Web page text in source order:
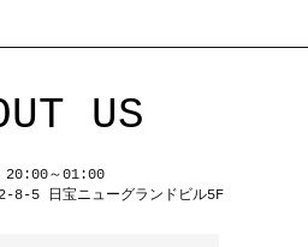
US
20:00～01:00
8-5 日宝ニューグランドビル5F